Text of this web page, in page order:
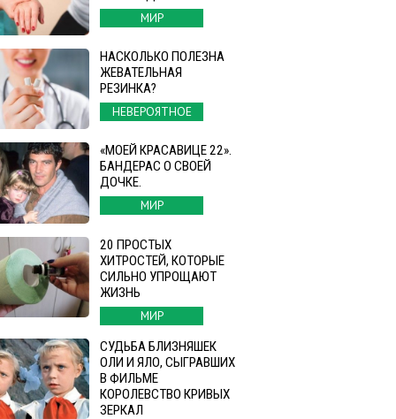
МИР
НАСКОЛЬКО ПОЛЕЗНА
ЖЕВАТЕЛЬНАЯ
РЕЗИНКА?
НЕВЕРОЯТНОЕ
«МОЕЙ КРАСАВИЦЕ 22».
БАНДЕРАС О СВОЕЙ
ДОЧКЕ.
МИР
20 ПРОСТЫХ
ХИТРОСТЕЙ, КОТОРЫЕ
СИЛЬНО УПРОЩАЮТ
ЖИЗНЬ
МИР
СУДЬБА БЛИЗНЯШЕК
ОЛИ И ЯЛО, СЫГРАВШИХ
В ФИЛЬМЕ
КОРОЛЕВСТВО КРИВЫХ
ЗЕРКАЛ